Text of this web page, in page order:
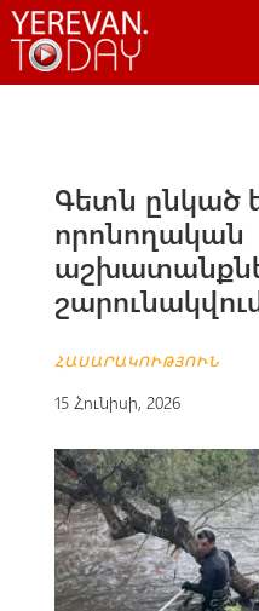
Գետն ընկած
որոնողական
ՀԱՍԱՐԱԿՈՒԹՅՈՒՆ
15 Հունիսի, 2026